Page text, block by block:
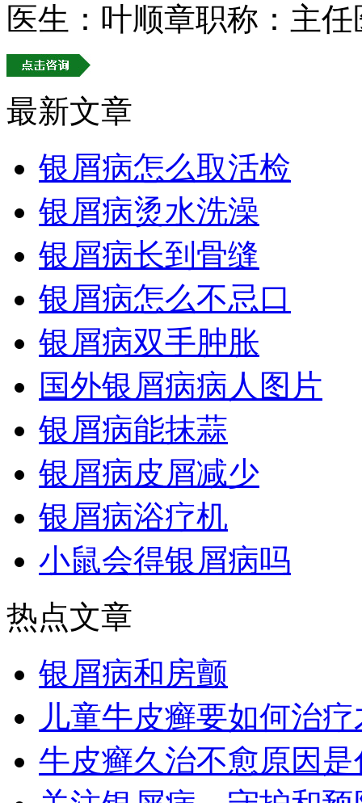
医生：叶顺章职称：主任
最新文章
银屑病怎么取活检
银屑病烫水洗澡
银屑病长到骨缝
银屑病怎么不忌口
银屑病双手肿胀
国外银屑病病人图片
银屑病能抹蒜
银屑病皮屑减少
银屑病浴疗机
小鼠会得银屑病吗
热点文章
银屑病和房颤
儿童牛皮癣要如何治
牛皮癣久治不愈原因